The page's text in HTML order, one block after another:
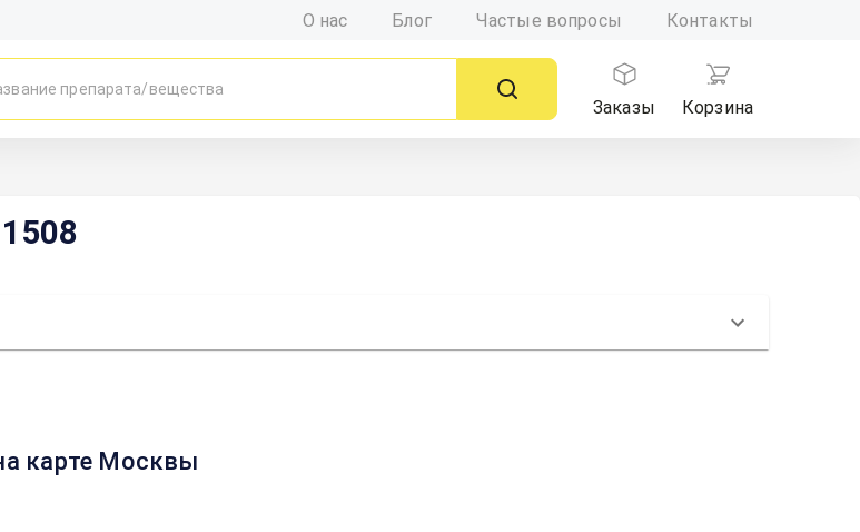
О нас Блог Частые вопросы Контакты
Заказы
Корзина
карте Москвы